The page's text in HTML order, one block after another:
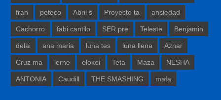
fran peteco Abril s Proyecto ta ansiedad
Cachorro fabi cantilo SER pre Teleste Benjamin
delai ana maria luna tes luna llena Aznar
Cruz ma lerne elokei Teta Maza NESHA
ANTONIA Caudill THE SMASHING mafa